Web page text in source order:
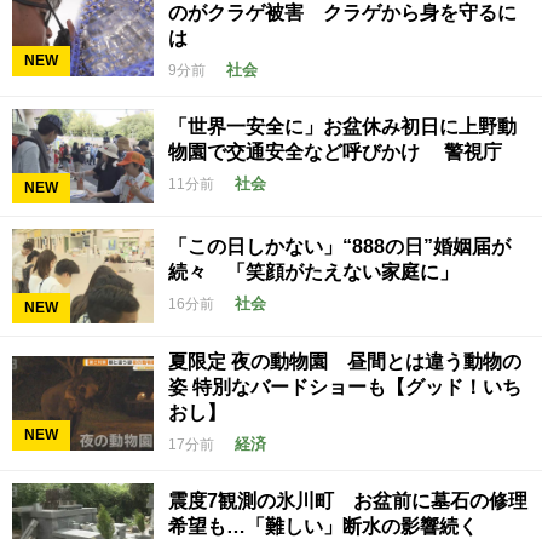
NEW
のがクラゲ被害 クラゲから身を守るに
は
9分前 社会
NEW
「世界一安全に」お盆休み初日に上野動
物園で交通安全など呼びかけ 警視庁
11分前 社会
NEW
「この日しかない」“888の日”婚姻届が
続々 「笑顔がたえない家庭に」
16分前 社会
NEW
夏限定 夜の動物園 昼間とは違う動物の
姿 特別なバードショーも【グッド！いち
おし】
17分前 経済
震度7観測の氷川町 お盆前に墓石の修理
希望も…「難しい」断水の影響続く